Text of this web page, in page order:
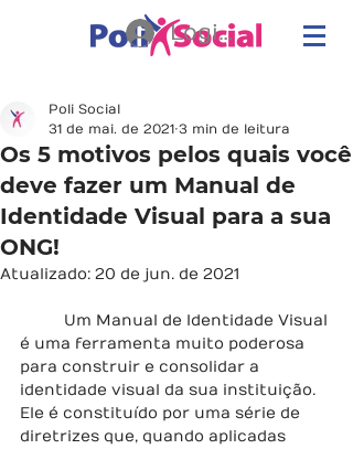
Login
Os 5 motivos pelos quais você
deve fazer um Manual de
Identidade Visual para a sua
ONG!
Poli Social
31 de mai. de 2021 3 min de leitura
Atualizado: 20 de jun. de 2021
é uma ferramenta muito poderosa
para construir e consolidar a
identidade visual da sua instituição.
Ele é constituído por uma série de
diretrizes que, quando aplicadas